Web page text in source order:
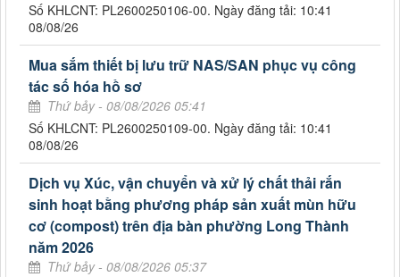
Số KHLCNT: PL2600250106-00. Ngày đăng tải: 10:41
08/08/26
Mua sắm thiết bị lưu trữ NAS/SAN phục vụ công
tác số hóa hồ sơ
Thứ bảy - 08/08/2026 05:41
Số KHLCNT: PL2600250109-00. Ngày đăng tải: 10:41
08/08/26
Dịch vụ Xúc, vận chuyển và xử lý chất thải rắn
sinh hoạt bằng phương pháp sản xuất mùn hữu
cơ (compost) trên địa bàn phường Long Thành
năm 2026
Thứ bảy - 08/08/2026 05:37